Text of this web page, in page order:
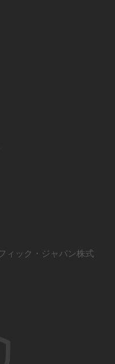
ィック・ジャパン株式